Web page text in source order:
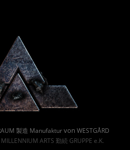
製造 Manufakturvon WESTGÅRD
MILLENNIUM ARTS 勤続 GRUPPE e.K.
Powered By :